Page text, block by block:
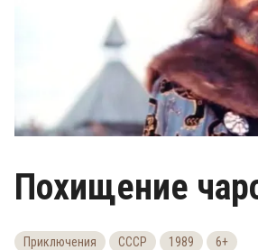
Похищение
Приключения СССР 1989 6+